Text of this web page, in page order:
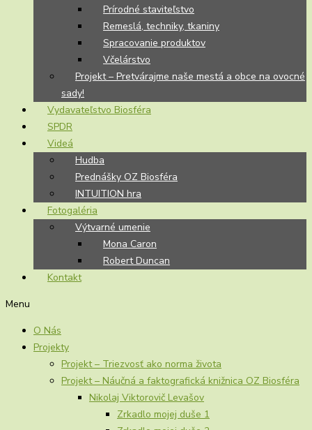
Prírodné staviteľstvo
Remeslá, techniky, tkaniny
Spracovanie produktov
Včelárstvo
Projekt – Pretvárajme naše mestá a obce na ovocné
sady!
Vydavateľstvo Biosféra
SPDR
Videá
Hudba
Prednášky OZ Biosféra
INTUITION hra
Fotogaléria
Výtvarné umenie
Mona Caron
Robert Duncan
Kontakt
Menu
O Nás
Projekty
Projekt – Triezvosť ako norma života
Projekt – Náučná a faktografická knižnica OZ Biosféra
Nikolaj Viktorovič Levašov
Zrkadlo mojej duše 1